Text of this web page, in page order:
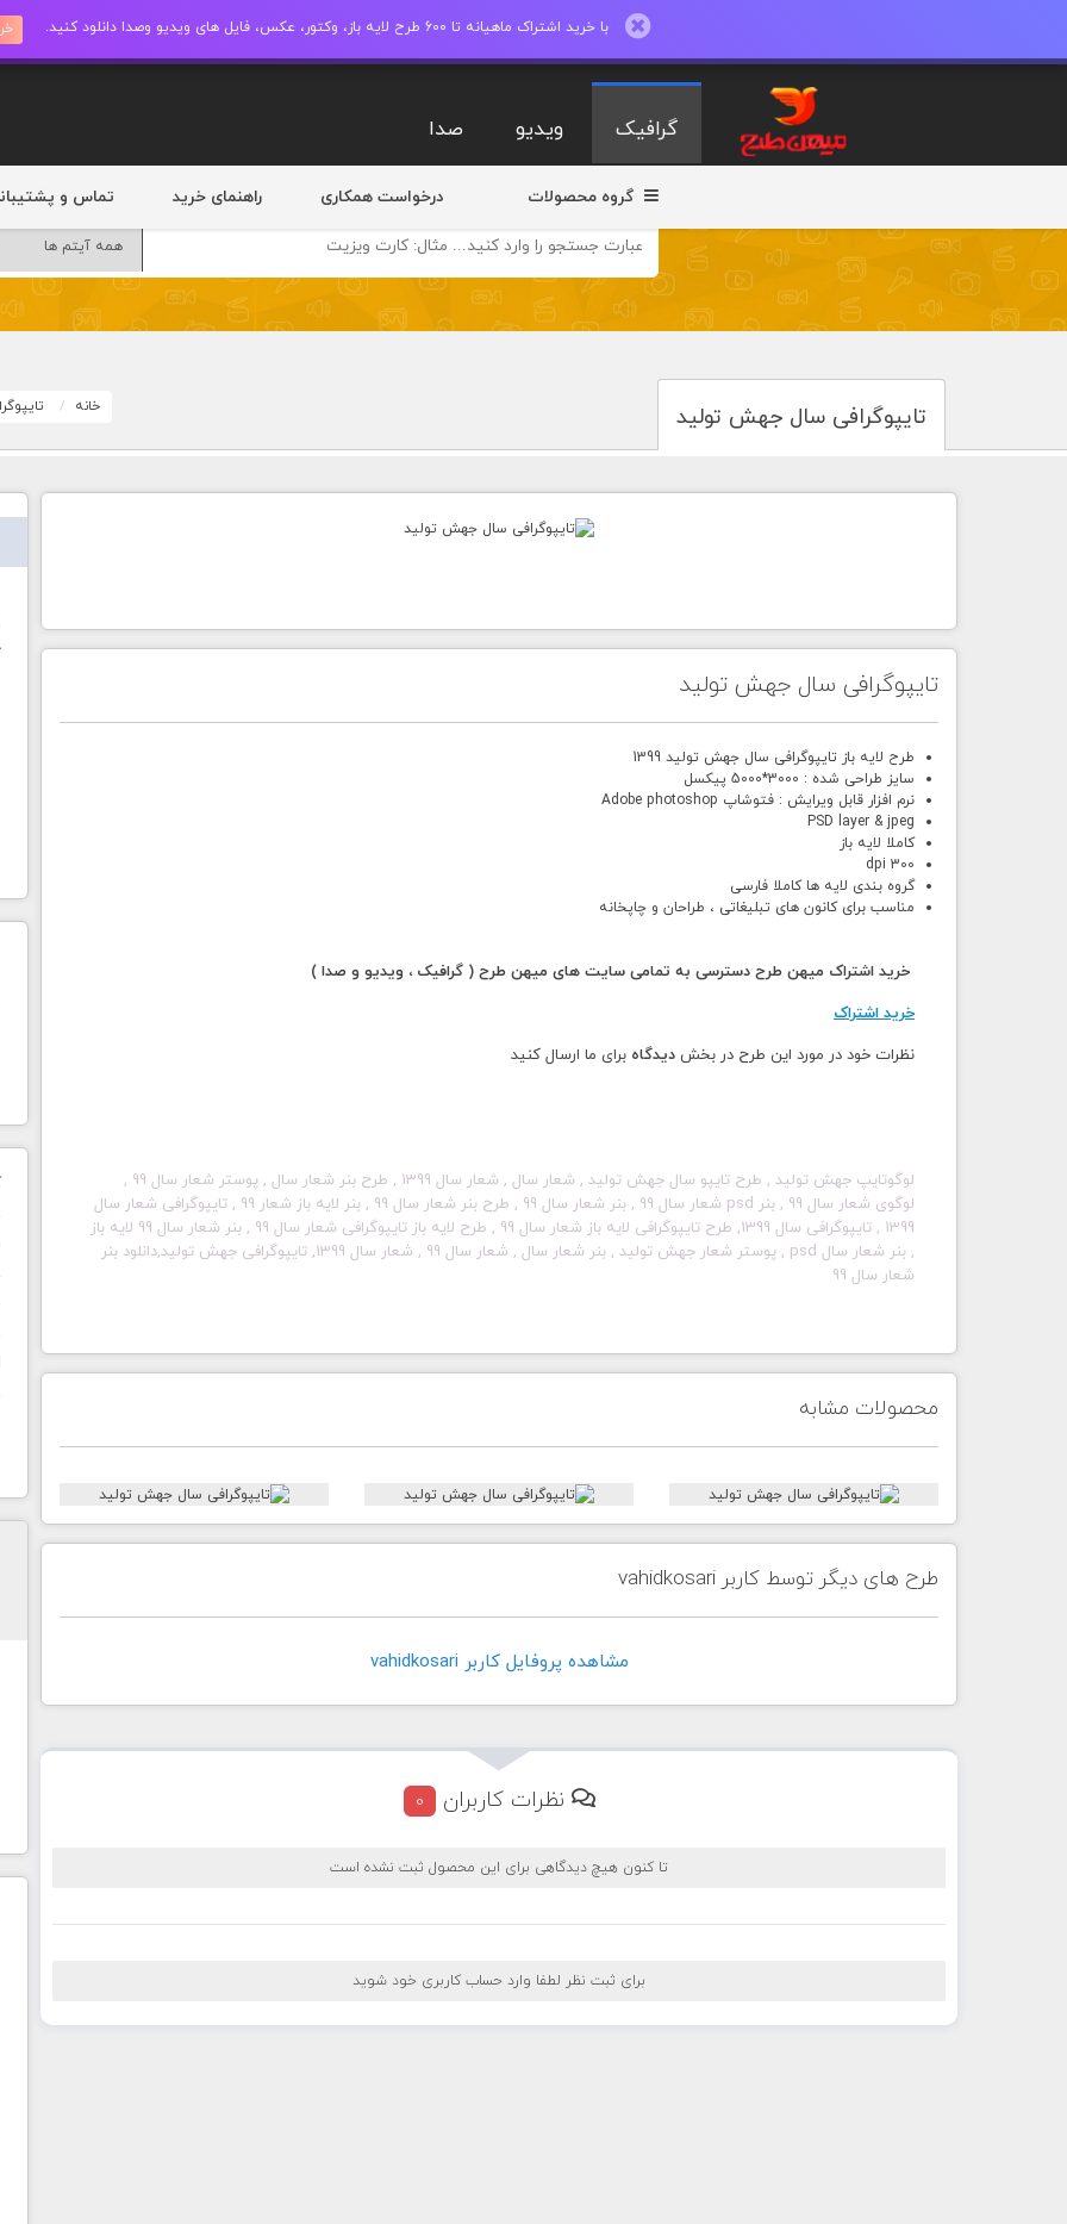
با خرید اشتراک ماهیانه تا 600 طرح لایه باز، وکتور، عکس، فایل های ویدیو وصدا دانلود کنید.
گرافیک ویدیو صدا
گروه محصولات درخواست همکاری راهنمای خرید تماس و
تایپوگرافی سال جهش تولید خانه
تایپوگرافی سال جهش تولید
طرح لایه باز تایپوگرافی سال جهش تولید 1399
سایز طراحی شده : 3000*5000 پیکسل
نرم افزار قابل ویرایش : فتوشاپ Adobe photoshop
PSD layer & jpeg
کاملا لایه باز
300 dpi
گروه بندی لایه ها کاملا فارسی
مناسب برای کانون های تبلیغاتی ، طراحان و چاپخانه
خرید اشتراک میهن طرح دسترسی به تمامی سایت های میهن طرح ( گرافیک ، ویدیو و صدا )
خرید اشتراک
نظرات خود در مورد این طرح در بخش دیدگاه برای ما ارسال کنید
لوگوتایپ جهش تولید , طرح تایپو سال جهش تولید , شعار سال , شعار سال 1399 , طرح بنر شعار سال , پوستر شعار سال 99 ,
لوگوی شعار سال 99 , بنر psd شعار سال 99 , بنر شعار سال 99 , طرح بنر شعار سال 99 , بنر لایه باز شعار 99 , تایپوگرافی شعار سال
1399 , تایپوگرافی سال 1399, طرح تایپوگرافی لایه باز شعار سال 99 , طرح لایه باز
تایپوگرافی
شعار سال 99 , بنر شعار سال 99 لایه باز
, بنر شعار سال psd , پوستر شعار جهش تولید , بنر شعار سال , شعار سال 99 , شعار سال 1399, تایپوگرافی جهش تولید,دانلود بنر
شعار سال 99
محصولات مشابه
طرح های دیگر توسط کاربر vahidkosari
مشاهده پروفايل کاربر vahidkosari
نظرات کاربران 0
تا کنون هیچ دیدگاهی برای این محصول ثبت نشده است
برای ثبت نظر لطفا وارد حساب کاربری خود شوید